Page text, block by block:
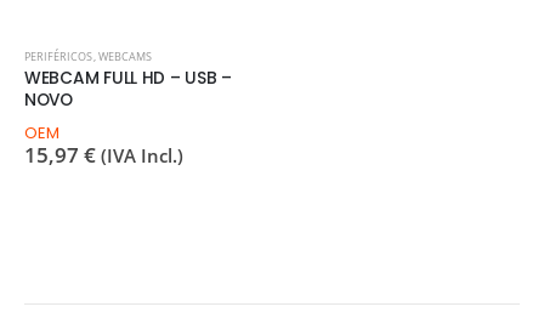
PERIFÉRICOS,WEBCAMS
WEBCAM FULL HD – USB –
NOVO
OEM
15,97 € (IVA Incl.)